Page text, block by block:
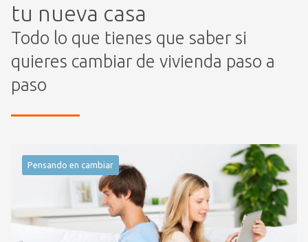
tu nueva casa
Todo lo que tienes que saber si
quieres cambiar de vivienda paso a
paso
Pensando en cambiar